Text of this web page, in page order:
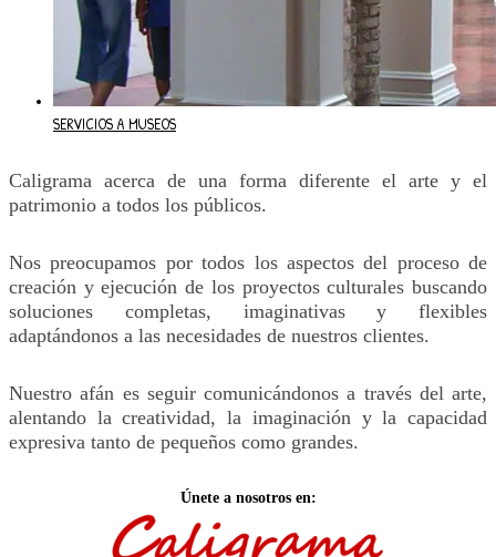
SERVICIOS A MUSEOS
Caligrama acerca de una forma diferente el arte y el
patrimonio a todos los públicos.
Nos preocupamos por todos los aspectos del proceso de
creación y ejecución de los proyectos culturales buscando
soluciones completas, imaginativas y flexibles
adaptándonos a las necesidades de nuestros clientes.
Nuestro afán es seguir comunicándonos a través del arte,
alentando la creatividad, la imaginación y la capacidad
expresiva tanto de pequeños como grandes.
Únete a nosotros en: